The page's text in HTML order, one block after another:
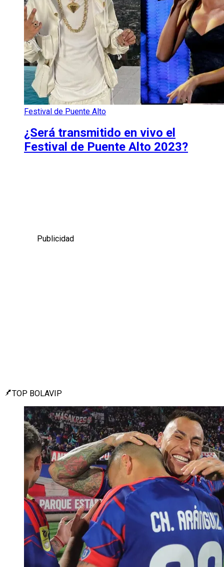
Festival de Puente Alto
¿Será transmitido en vivo el
Festival de Puente Alto 2023?
Publicidad
TOP BOLAVIP